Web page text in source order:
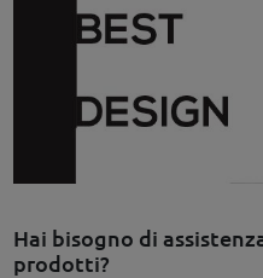
Hai bisogno di
prodotti?